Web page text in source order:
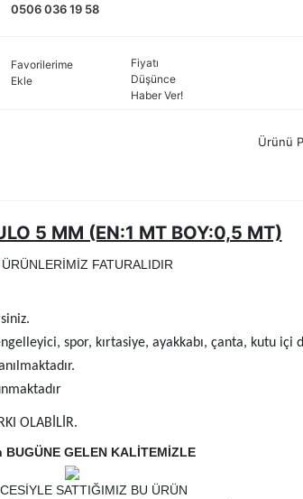
0506 036 19 58
Favorilerime
Ekle
Fiyatı
Düşünce
Haber Ver!
Ürünü
5 MM (EN:1 MT BOY:0,5 MT)
FATURALIDIR
spor, kırtasiye, ayakkabı, çanta, kutu
OLABİLİR.
BUGÜNE GELEN KALİTEMİZLE
SATTIĞIMIZ BU ÜRÜN